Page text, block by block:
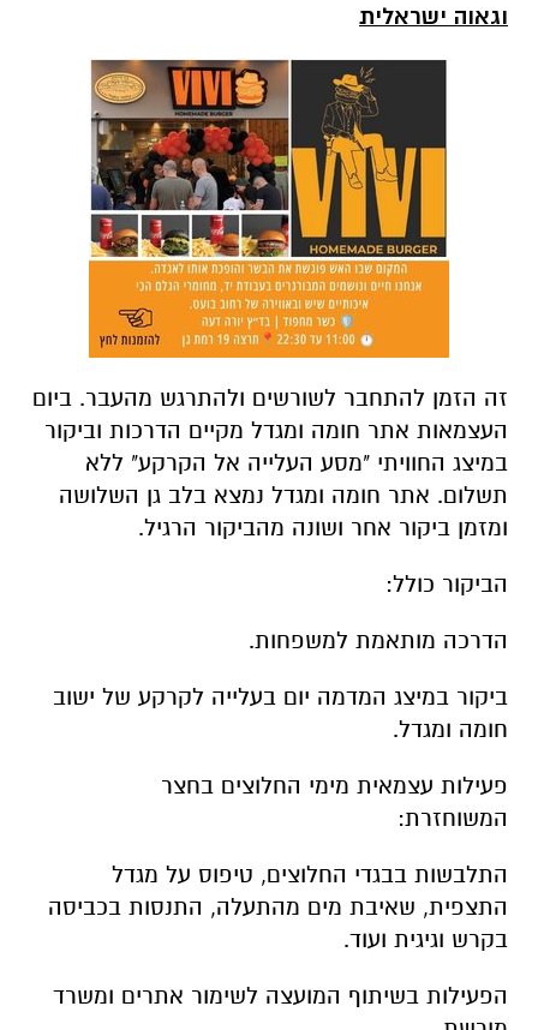
וגאוה ישראלית
זה הזמן להתחבר לשורשים ולהתרגש מהעבר. ביום
העצמאות אתר חומה ומגדל מקיים הדרכות וביקור
במיצג החוויתי "מסע העלייה אל הקרקע" ללא
תשלום. אתר חומה ומגדל נמצא בלב גן השלושה
ומזמן ביקור אחר ושונה מהביקור הרגיל.
הביקור כולל:
הדרכה מותאמת למשפחות.
ביקור במיצג המדמה יום בעלייה לקרקע של ישוב
חומה ומגדל.
פעילות עצמאית מימי החלוצים בחצר
המשוחזרת:
התלבשות בבגדי החלוצים, טיפוס על מגדל
בקרש וגיגית ועוד.
הפעילות בשיתוף המועצה לשימור אתרים ומשרד
מורשת
היכן:הגן הלאומי גן השלושה
שעות פתיחה: 10:00 – 14:00
שעות הסיורים: 11:00, 12:00
לפרטים והרשמה: 04-6581017,